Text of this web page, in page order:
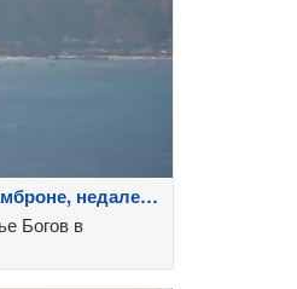
недалеко
Богов в